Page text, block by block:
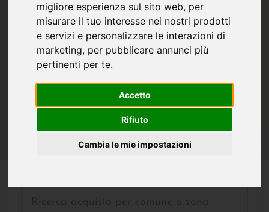
migliore esperienza sul sito web, per
misurare il tuo interesse nei nostri prodotti
e servizi e personalizzare le interazioni di
marketing, per pubblicare annunci più
pertinenti per te.
Accetto
Rifiuto
Cambia le mie impostazioni